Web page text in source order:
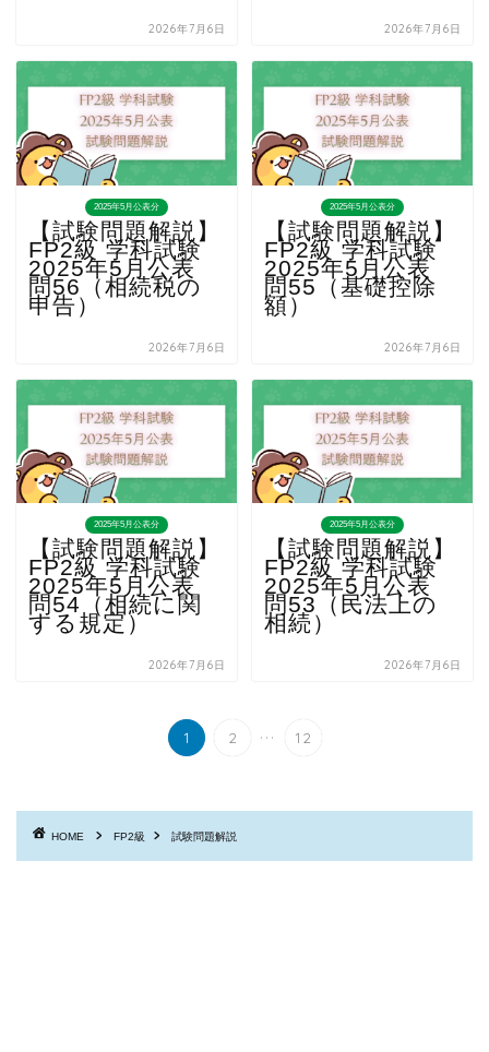
2026年7月6日 2026年7月6日
2025年5月公表分
【試験問題解説】
FP2級 学科試験
2025年5月公表
問56（相続税の
申告）
2026年7月6日
2025年5月公表分
【試験問題解説】
FP2級 学科試験
2025年5月公表
問55（基礎控除
額）
2026年7月6日
2025年5月公表分
【試験問題解説】
FP2級 学科試験
2025年5月公表
問54（相続に関
する規定）
2026年7月6日
2025年5月公表分
【試験問題解説】
FP2級 学科試験
2025年5月公表
問53（民法上の
相続）
2026年7月6日
1 2 ... 12
HOME FP2級 試験問題解説